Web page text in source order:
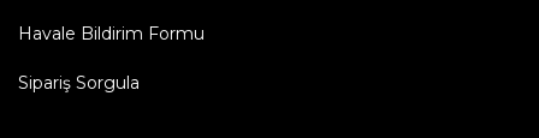
Havale Bildirim Formu
Sipariş Sorgula